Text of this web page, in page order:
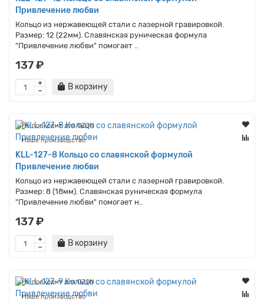
Привлечение любви
Кольцо из нержавеющей стали с лазерной гравировкой.
Размер: 12 (22мм). Славянская руническая формула
"Привлечение любви" помогает ..
137 ₽
В корзину
Не подходит для OZON
Наше производство
KLL-127-8 Кольцо со славянской формулой
Привлечение любви
Кольцо из нержавеющей стали с лазерной гравировкой.
Размер: 8 (18мм). Славянская руническая формула
"Привлечение любви" помогает н..
137 ₽
В корзину
Не подходит для OZON
Наше производство